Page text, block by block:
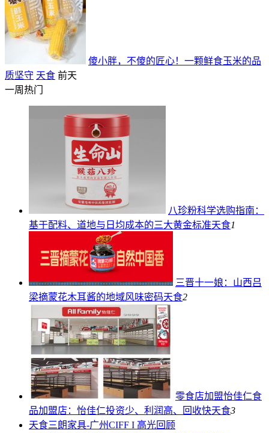
傻小胖，不傻的匠心！一颗鲜食玉米的品
质坚守 天食 前天
一周热门
八珍粉科学选购指南：
基于配料、道地与日均成本的三大黄金标准天食1
三晋十一娘：山西吕
梁摘蒙花木耳酱的地域风味密码天食2
零食店加盟怡佳仁食
品加盟店：怡佳仁投资少、利润高、回收快天食3
天食三朗家具-广州CIFF I 高光回顾